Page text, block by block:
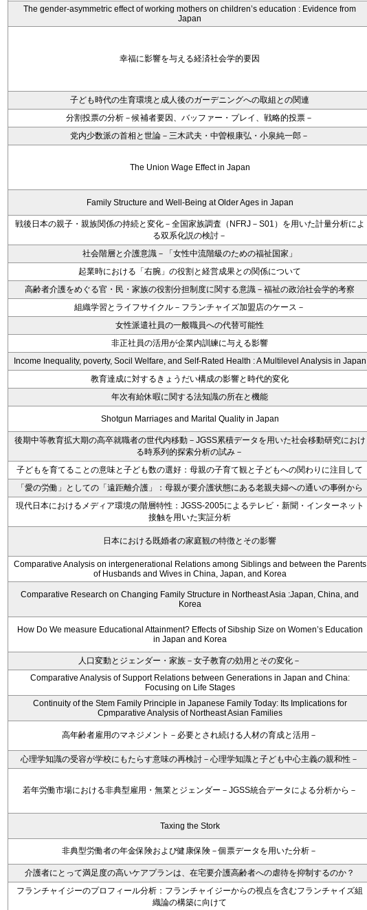
The gender-asymmetric effect of working mothers on children’s education : Evidence from
Japan
幸福に影響を与える経済社会学的要因
子ども時代の生育環境と成人後のガーデニングへの取組との関連
分割投票の分析－候補者要因、バッファー・プレイ、戦略的投票－
党内少数派の首相と世論－三木武夫・中曽根康弘・小泉純一郎－
The Union Wage Effect in Japan
Family Structure and Well-Being at Older Ages in Japan
戦後日本の親子・親族関係の持続と変化－全国家族調査（NFRJ－S01）を用いた計量分析によ
る双系化説の検討－
社会階層と介護意識－「女性中流階級のための福祉国家」
起業時における「右腕」の役割と経営成果との関係について
高齢者介護をめぐる官・民・家族の役割分担制度に関する意識－福祉の政治社会学的考察
組織学習とライフサイクル－フランチャイズ加盟店のケース－
女性派遣社員の一般職員への代替可能性
非正社員の活用が企業内訓練に与える影響
Income Inequality, poverty, Socil Welfare, and Self-Rated Health : A Multilevel Analysis in Japan
教育達成に対するきょうだい構成の影響と時代的変化
年次有給休暇に関する法知識の所在と機能
Shotgun Marriages and Marital Quality in Japan
後期中等教育拡大期の高卒就職者の世代内移動－JGSS累積データを用いた社会移動研究におけ
る時系列的探索分析の試み－
子どもを育てることの意味と子ども数の選好：母親の子育て観と子どもへの関わりに注目して
「愛の労働」としての「遠距離介護」：母親が要介護状態にある老親夫婦への通いの事例から
現代日本におけるメディア環境の階層特性：JGSS-2005によるテレビ・新聞・インターネット
接触を用いた実証分析
日本における既婚者の家庭観の特徴とその影響
Comparative Analysis on intergenerational Relations among Siblings and between the Parents
of Husbands and Wives in China, Japan, and Korea
Comparative Research on Changing Family Structure in Northeast Asia :Japan, China, and
Korea
How Do We measure Educational Attainment? Effects of Sibship Size on Women’s Education
in Japan and Korea
人口変動とジェンダー・家族－女子教育の効用とその変化－
Comparative Analysis of Support Relations between Generations in Japan and China:
Focusing on Life Stages
Continuity of the Stem Family Principle in Japanese Family Today: Its Implications for
Cpmparative Analysis of Northeast Asian Families
高年齢者雇用のマネジメント－必要とされ続ける人材の育成と活用－
心理学知識の受容が学校にもたらす意味の再検討－心理学知識と子ども中心主義の親和性－
若年労働市場における非典型雇用・無業とジェンダー－JGSS統合データによる分析から－
Taxing the Stork
非典型労働者の年金保険および健康保険－個票データを用いた分析－
介護者にとって満足度の高いケアプランは、在宅要介護高齢者への虐待を抑制するのか？
フランチャイジーのプロフィール分析：フランチャイジーからの視点を含むフランチャイズ組
織論の構築に向けて